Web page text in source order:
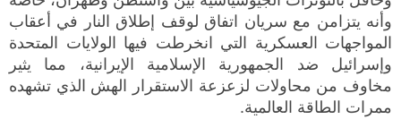
وأنه يتزامن مع سريان اتفاق لوقف إطلاق النار في أعقاب
المواجهات العسكرية التي انخرطت فيها الولايات المتحدة
وإسرائيل ضد الجمهورية الإسلامية الإيرانية، مما يثير
مخاوف من محاولات لزعزعة الاستقرار الهش الذي تشهده
ممرات الطاقة العالمية.